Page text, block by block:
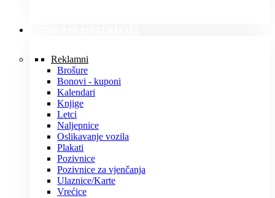
Reklamni
Brošure
Bonovi - kuponi
Kalendari
Knjige
Letci
Naljepnice
Oslikavanje vozila
Plakati
Pozivnice
Pozivnice za vjenčanja
Ulaznice/Karte
Vrećice